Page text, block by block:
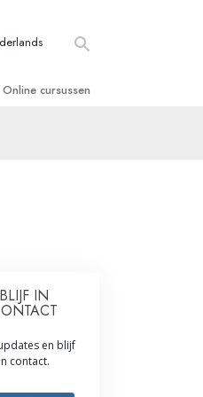
Online cursussen
Verwondingen
BLIJF IN
en blijf
in contact.